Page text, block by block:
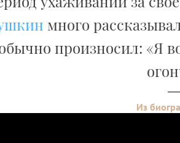
много
произносил: «Я
Из